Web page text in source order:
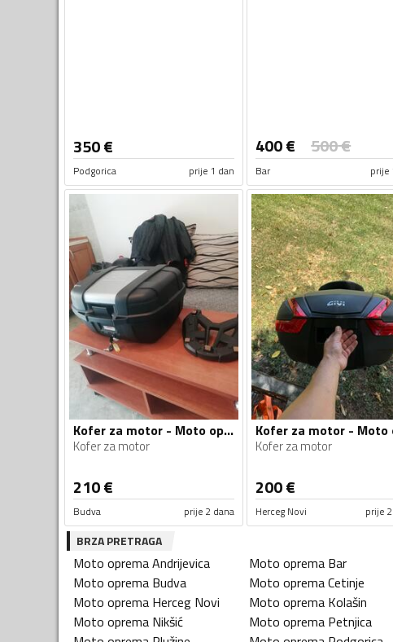
350€
Podgorica prije 1 dan
400€ 500€
Bar prije
Kofer za motor - Moto oprema
Kofer za motor
210€
Budva prije 2 dana
Kofer za motor
200€
Herceg Novi prije
BRZA PRETRAGA
Moto opremaAndrijevica Moto oprema Bar
Moto oprema Budva Moto opremaCetinje
Moto oprema Herceg Novi Moto oprema Kolašin
Moto oprema Nikšić Moto oprema Petnjica